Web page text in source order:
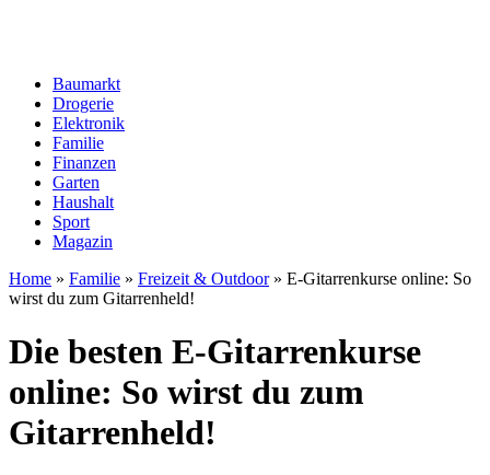
Baumarkt
Drogerie
Elektronik
Familie
Finanzen
Garten
Haushalt
Sport
Magazin
Home » Familie » Freizeit & Outdoor» E-Gitarrenkurse online: So
wirst du zum Gitarrenheld!
Die besten E-Gitarrenkurse
online: So wirst du zum
Gitarrenheld!